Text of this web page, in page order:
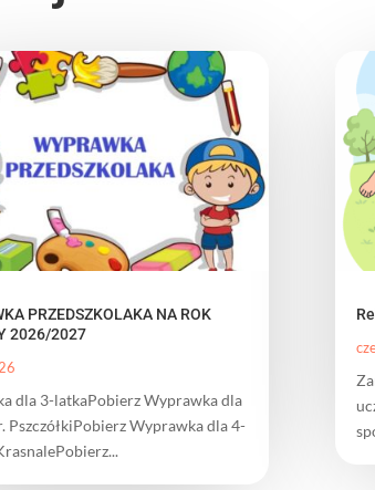
PRZEDSZKOLAKA NA ROK
2026/2027
dla 3-latkaPobierz Wyprawka dla
PszczółkiPobierz Wyprawka dla 4-